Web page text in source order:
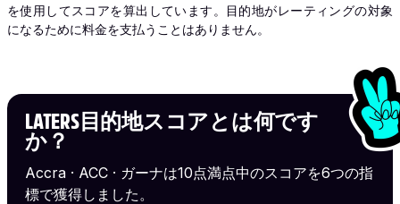
を使用してスコアを算出しています。目的地がレーティングの対象
になるために料金を支払うことはありません。
LATERS目的地スコアとは何です
か？
Accra · ACC · ガーナは10点満点中のスコアを6つの指
標で獲得しました。